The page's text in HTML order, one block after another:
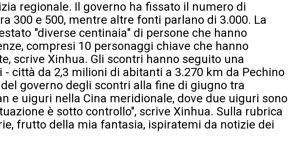
regionale. Il governo ha fissato il numero di
300 e 500, mentre altre fonti parlano di 3.000. La
"diverse centinaia" di persone che hanno
compresi 10 personaggi chiave che hanno
scrive Xinhua. Gli scontri hanno seguito una
città da 2,3 milioni di abitanti a 3.270 km da Pechino
governo degli scontri alla fine di giugno tra
e uiguri nella Cina meridionale, dove due uiguri sono
è sotto controllo", scrive Xinhua. Sulla rubrica
frutto della mia fantasia, ispiratemi da notizie dei